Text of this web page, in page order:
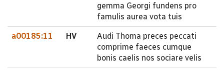
gemma Georgi fundens pro
famulis aurea vota tuis
a00185:11 HV
Audi Thoma preces peccati
comprime faeces cumque
bonis caelis nos sociare velis